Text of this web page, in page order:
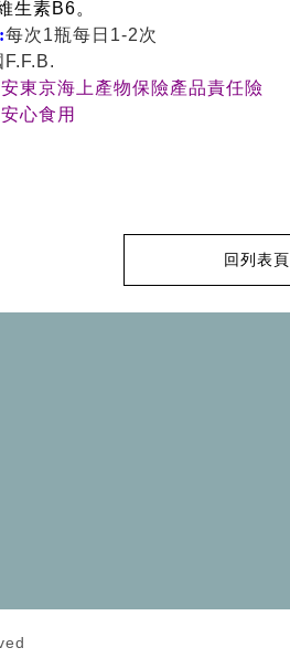
生素B6。
:每次1瓶每日1-2次
F.F.B.
東京海上產物保險產品責任險
心食用
回列表頁